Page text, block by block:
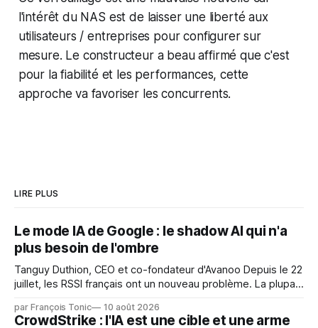
l'intérêt du NAS est de laisser une liberté aux
utilisateurs / entreprises pour configurer sur
mesure. Le constructeur a beau affirmé que c'est
pour la fiabilité et les performances, cette
approche va favoriser les concurrents.
LIRE PLUS
Le mode IA de Google : le shadow AI qui n'a
plus besoin de l'ombre
Tanguy Duthion, CEO et co-fondateur d'Avanoo Depuis le 22
juillet, les RSSI français ont un nouveau problème. La plupart
leurs logs. Ce jour-là, Google a déployé en France les
par François Tonic 10 août 2026
CrowdStrike : l'IA est une cible et une arme